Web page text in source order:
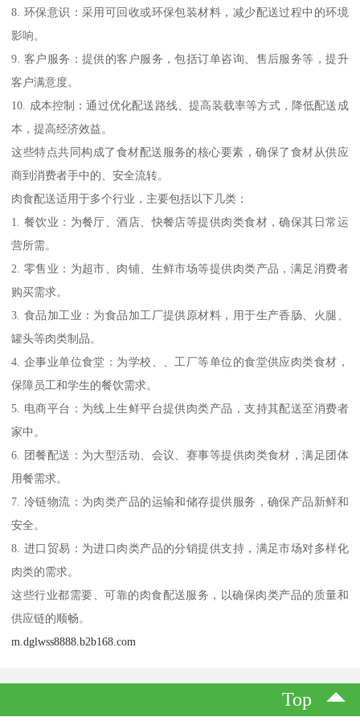
8. 环保意识：采用可回收或环保包装材料，减少配送过程中的环境
影响。
9. 客户服务：提供的客户服务，包括订单咨询、售后服务等，提升
客户满意度。
10. 成本控制：通过优化配送路线、提高装载率等方式，降低配送成
本，提高经济效益。
这些特点共同构成了食材配送服务的核心要素，确保了食材从供应
商到消费者手中的、安全流转。
肉食配送适用于多个行业，主要包括以下几类：
1. 餐饮业：为餐厅、酒店、快餐店等提供肉类食材，确保其日常运
营所需。
2. 零售业：为超市、肉铺、生鲜市场等提供肉类产品，满足消费者
购买需求。
3. 食品加工业：为食品加工厂提供原材料，用于生产香肠、火腿、
罐头等肉类制品。
4. 企事业单位食堂：为学校、、工厂等单位的食堂供应肉类食材，
保障员工和学生的餐饮需求。
5. 电商平台：为线上生鲜平台提供肉类产品，支持其配送至消费者
家中。
6. 团餐配送：为大型活动、会议、赛事等提供肉类食材，满足团体
用餐需求。
7. 冷链物流：为肉类产品的运输和储存提供服务，确保产品新鲜和
安全。
8. 进口贸易：为进口肉类产品的分销提供支持，满足市场对多样化
肉类的需求。
这些行业都需要、可靠的肉食配送服务，以确保肉类产品的质量和
供应链的顺畅。
m.dglwss8888.b2b168.com
Top